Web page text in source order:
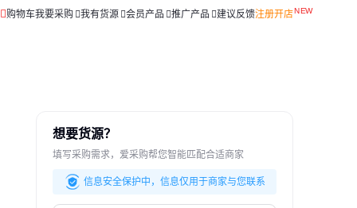
购物车我要采购 我有货源 会员产品 推广产品 建议反馈注册开店
想要货源？
填写采购需求，爱采购帮您智能匹配合适商家
信息安全保护中，信息仅用于商家与您联系